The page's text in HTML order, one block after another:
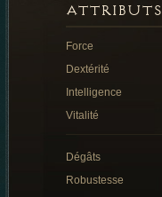
ATTRIBUTS
Force
Dextérité
Intelligence
Vitalité
Dégâts
Robustesse